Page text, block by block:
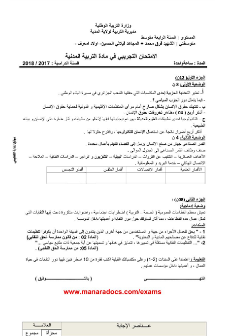
شهادة التعليم المتوسط
بنك الفروض و الاختبارات
محفظة الأستاذ
بنك مذكرات الاستاذ
بنك التوزيعات الشهرية
دفاتر استاذ التعليم الابتدائي
المسابقات المهنية
البحوث الجاهزة
بحوث اللغة العربية
بحوث الرياضيات
بحوث التاريخ و الجغرافيا
بحوث الفيزياء و الكيمياء
بحوث اللغة الفرنسية